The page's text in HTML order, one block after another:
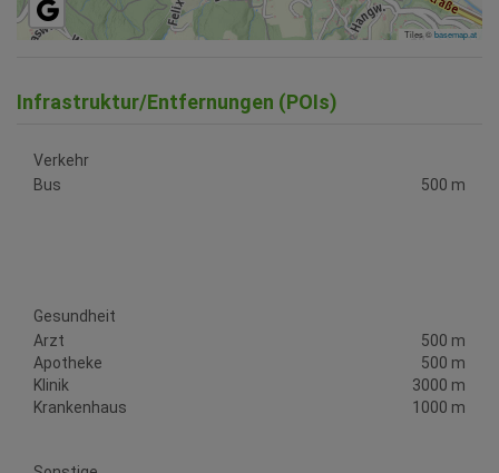
Tiles ©basemap.at
Infrastruktur/Entfernungen (POIs)
Verkehr
Bus
500 m
Gesundheit
Arzt
500 m
Apotheke
500 m
Klinik
3000 m
Krankenhaus
1000 m